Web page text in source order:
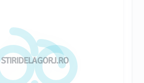
STIRIDELAGORJ.RO